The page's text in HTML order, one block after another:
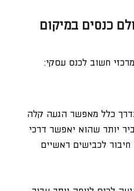
כנסים במיקום
חשוב לכנס עסקי:
כלל מאפשר הגעה קלה
יותר שהוא יאפשר דרכי
חיבור לכבישים ראשיים